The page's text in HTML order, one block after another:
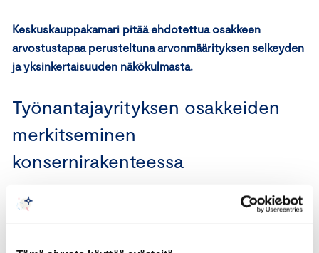
Keskuskauppakamari pitää ehdotettua osakkeen
arvostustapaa perusteltuna arvonmäärityksen selkeyden
ja yksinkertaisuuden näkökulmasta.
Työnantajayrityksen osakkeiden
merkitseminen
konsernirakenteessa
Esitysluonnoksen mukaan nyt ehdotettu sääntely koskisi